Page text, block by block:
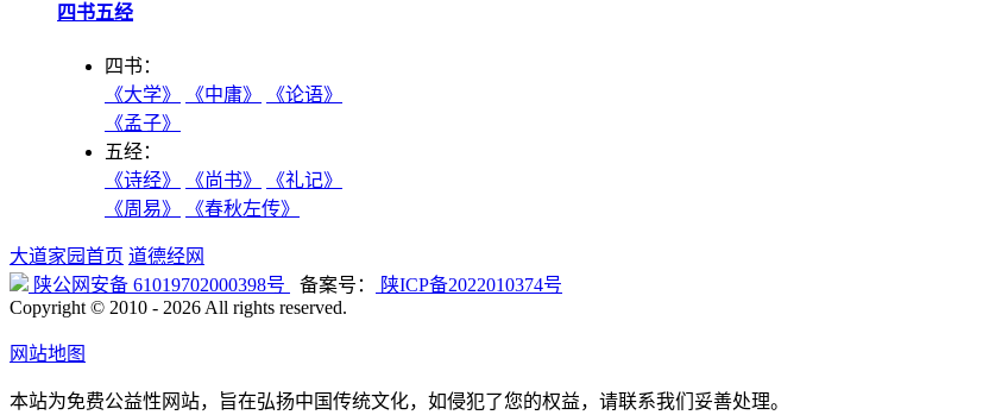
四书五经
四书：
《大学》
《中庸》
《论语》
《孟子》
五经：
《诗经》
《尚书》
《礼记》
《周易》
《春秋左传》
大道家园首页 道德经网
陕公网安备 61019702000398号
备案号：
陕ICP备2022010374号
Copyright © 2010 - 2026 All rights reserved.
网站地图
本站为免费公益性网站，旨在弘扬中国传统文化，如侵犯了您的权益，请联系我们妥善处理。